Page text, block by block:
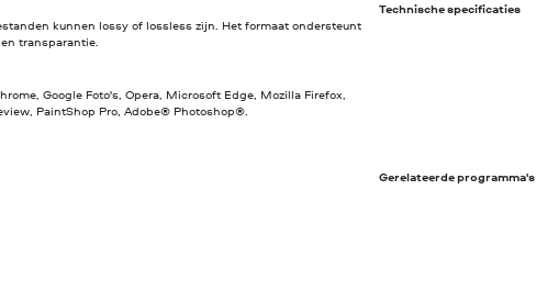
kunnen lossy of lossless zijn. Het formaat ondersteunt
transparantie.
Google Foto's, Opera, Microsoft Edge, Mozilla Firefox,
PaintShop Pro, Adobe® Photoshop®.
Technische specificaties
Gerelateerde programma's